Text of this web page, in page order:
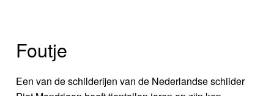
Foutje
Een van de schilderijen van de Nederlandse schilder